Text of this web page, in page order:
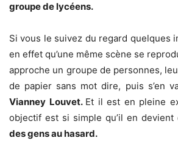
groupe de lycéens.
Si vous le suivez du regard quelques
en effet qu’une même scène se
approche un groupe de personnes,
de papier sans mot dire, puis s’en
Vianney Louvet. Et il est en pleine
objectif est si simple qu’il en devient
des gens au hasard.